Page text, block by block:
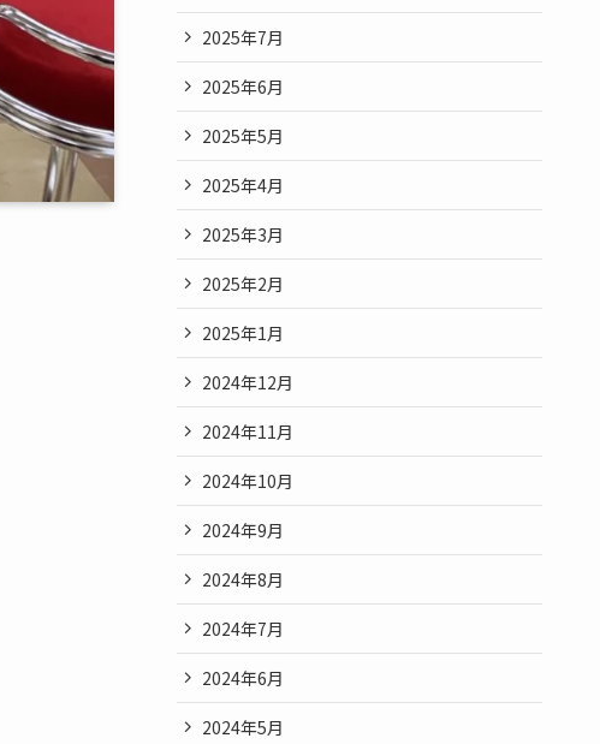
2025年7月
2025年6月
2025年5月
2025年4月
2025年3月
2025年2月
2025年1月
2024年12月
2024年11月
2024年10月
2024年9月
2024年8月
2024年7月
2024年6月
2024年5月